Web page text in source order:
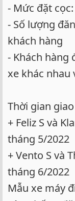
- Mức đặt
- Số lượng
khách hàng
- Khách hàng
xe khác nhau
Thời gian
+ Feliz S và
tháng 5/2022
+ Vento S và
tháng 6/2022
Mẫu xe máy